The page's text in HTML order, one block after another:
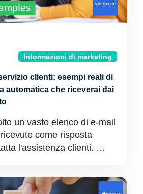
Informazioni di marketing
clienti: esempi reali di
automatica che riceverai dai
un vasto elenco di e-mail
come risposta
l'assistenza clienti. …